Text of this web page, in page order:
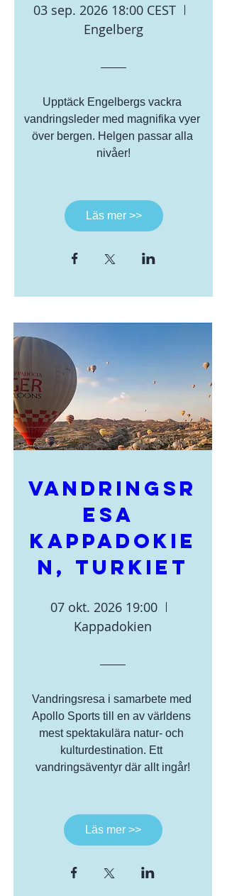
03 sep. 2026 18:00 CEST
Engelberg
Upptäck Engelbergs vackra
vandringsleder med magnifika vyer
över bergen. Helgen passar alla
nivåer!
Läs mer >>
Vandringsr
esa
Kappadokie
n, Turkiet
07 okt. 2026 19:00
Kappadokien
Vandringsresa i samarbete med
Apollo Sports till en av världens
mest spektakulära natur- och
kulturdestination. Ett
vandringsäventyr där allt ingår!
Läs mer >>